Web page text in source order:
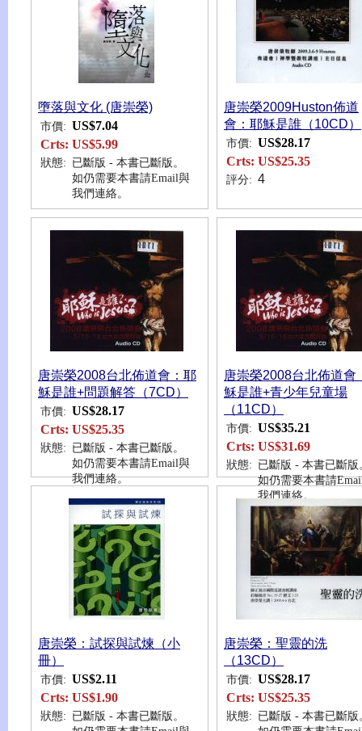
墮落與文化 (唐崇榮)
市價: US$7.04
Crts: US$5.99
狀態: 已斷版 - 本書已斷版。
如仍需要本書請Email與
我們連絡。
唐崇榮2009Huston佈道
會：耶穌是誰（10CD）
市價: US$28.17
Crts: US$25.35
評分: 4
唐崇榮2008台北佈道會：耶
穌是誰+問題解答（7CD）
市價: US$28.17
Crts: US$25.35
狀態: 已斷版 - 本書已斷版。
如仍需要本書請Email與
我們連絡。
唐崇榮2008台北佈道會
穌是誰+青少年兒童場
（11CD）
市價: US$35.21
Crts: US$31.69
狀態: 已斷版 - 本書已斷版
如仍需要本書請
我們連絡。
唐崇榮：試探與試煉（小
冊）
市價: US$2.11
Crts: US$1.90
狀態: 已斷版 - 本書已斷版。
唐崇榮：聖靈的洗
（13CD）
市價: US$28.17
Crts: US$25.35
狀態: 已斷版 - 本書已斷版